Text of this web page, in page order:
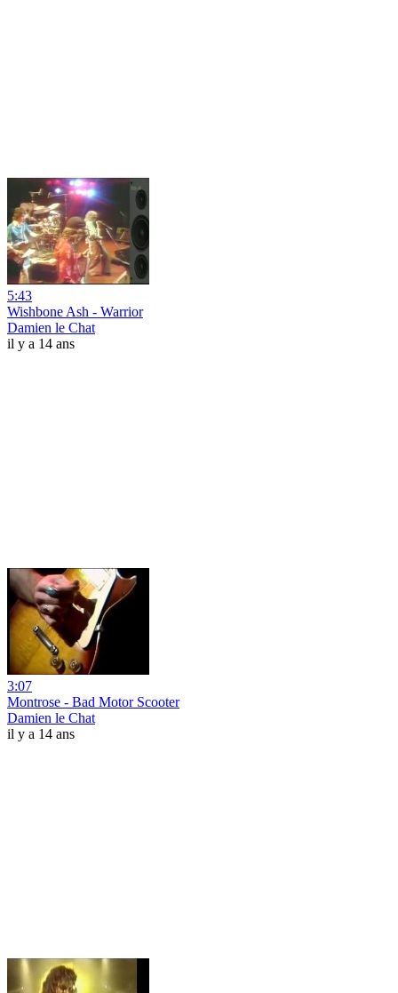
5:43
Wishbone Ash - Warrior
Damien le Chat
il y a 14 ans
3:07
Montrose - Bad Motor Scooter
Damien le Chat
il y a 14 ans